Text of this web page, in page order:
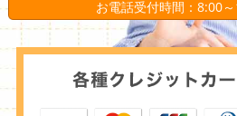
お電話受付時間：8:00